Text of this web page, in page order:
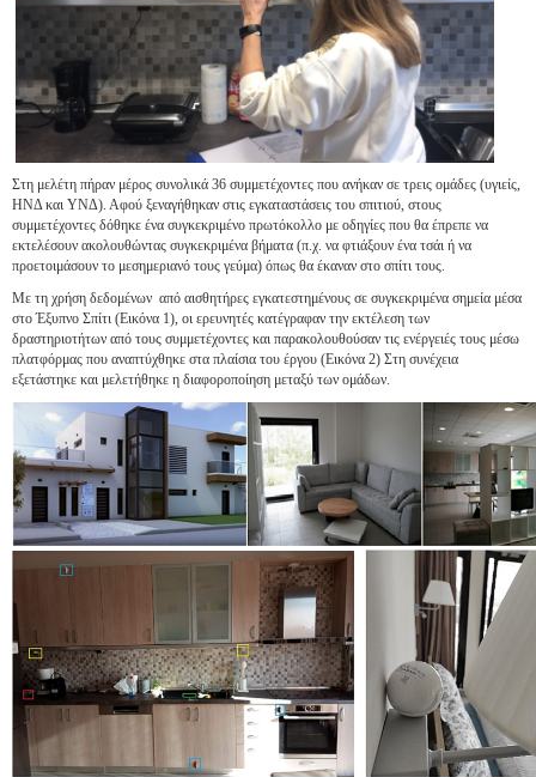
Στη μελέτη πήραν μέρος συνολικά 36 συμμετέχοντες που ανήκαν σε τρεις ομάδες (υγιείς,
ΗΝΔ και ΥΝΔ). Αφού ξεναγήθηκαν στις εγκαταστάσεις του σπιτιού, στους
συμμετέχοντες δόθηκε ένα συγκεκριμένο πρωτόκολλο με οδηγίες που θα έπρεπε να
εκτελέσουν ακολουθώντας συγκεκριμένα βήματα (π.χ. να φτιάξουν ένα τσάι ή να
προετοιμάσουν το μεσημεριανό τους γεύμα) όπως θα έκαναν στο σπίτι τους.
Με τη χρήση δεδομένων από αισθητήρες εγκατεστημένους σε συγκεκριμένα σημεία μέσα
στο Έξυπνο Σπίτι (Εικόνα 1), οι ερευνητές κατέγραφαν την εκτέλεση των
δραστηριοτήτων από τους συμμετέχοντες και παρακολουθούσαν τις ενέργειές τους μέσω
πλατφόρμας που αναπτύχθηκε στα πλαίσια του έργου (Εικόνα 2) Στη συνέχεια
εξετάστηκε και μελετήθηκε η διαφοροποίηση μεταξύ των ομάδων.